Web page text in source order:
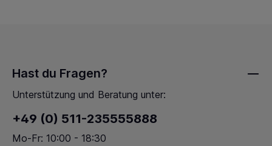
Hast du Fragen?
Unterstützung und Beratung unter:
+49 (0) 511-235555888
Mo-Fr: 10:00 - 18:30